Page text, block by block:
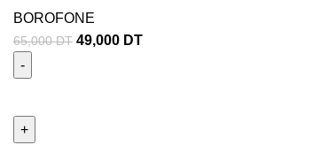
BOROFONE
65,000DT 49,000 DT